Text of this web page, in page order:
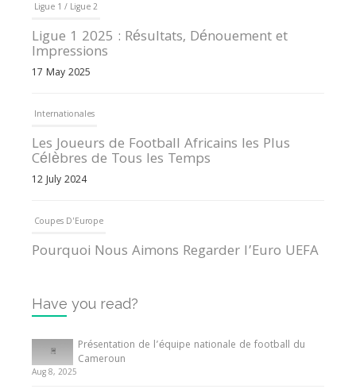
Ligue 1 / Ligue 2
Ligue 1 2025 : Résultats, Dénouement et
Impressions
17 May 2025
Internationales
Les Joueurs de Football Africains les Plus
Célèbres de Tous les Temps
12 July 2024
Coupes D'Europe
Pourquoi Nous Aimons Regarder l’Euro UEFA
Internationales
Tout ce que vous devez savoir sur la Coupe
d’Afrique des Nations
10 May 2024
Have you read?
Présentation de l’équipe nationale de football du
Cameroun
Aug 8, 2025